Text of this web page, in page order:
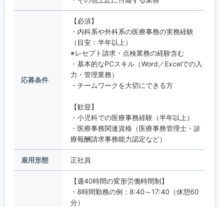
応募条件
【必須】
・内科系や外科系の医療事務の実務経験
（目安：半年以上）
※レセプト請求・点検業務の経験含む
・基本的なPCスキル（Word／Excelでの入
力・管理業務）
・チームワークを大切にできる方
【歓迎】
・小児科での医療事務経験（半年以上）
・医療事務関連資格（医療事務管理士・診
療報酬請求事務能力認定など）
雇用形態 正社員
【週40時間の変形労働時間制】
・8時間勤務の例：8:40～17:40（休憩60
分）